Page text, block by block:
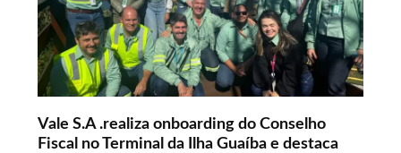
Vale S.A .realiza onboarding do Conselho
Fiscal no Terminal da Ilha Guaíba e destaca